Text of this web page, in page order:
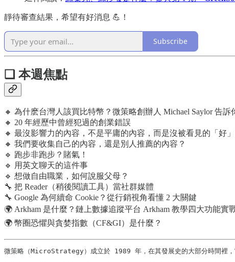
靜待審查結果，希望有好消息 💪！
Subscribe
❏ 本週焦點
🔸 為什麽台灣人該買比特幣？微策略創辦人 Michael Saylor 告訴
🔸 20 年經歷中曾經犯過的創業錯誤
🔸 最沒影響力的內容，不是平庸的內容，而是沒被看見的「好
🔸 我們要收集自己的內容，還是別人推薦的內容？
🔹 跑步非跑步？賭氣！
🔹 用英文聊天的這件事
🔹 想做自由職業，如何說服父母？
🔧 把 Reader（稍後閱讀工具）當社群媒體
🔧 Google 為何續命 Cookie？從行銷視角看懂 2 大關鍵
🌍 Arkham 是什麼？鏈上數據追蹤平台 Arkham 教學四大功能實
🌍 幣圈恐懼與貪婪指數（CF&GI）是什麼？
微策略（MicroStrategy）成立於 1989 年，在其發展史的大部分時間裡，